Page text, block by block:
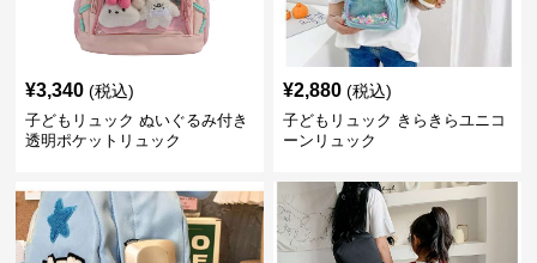
¥3,340 (税込)
子どもリュック ぬいぐるみ付き
透明ポケットリュック
¥2,880 (税込)
子どもリュック きらきらユニコ
ーンリュック